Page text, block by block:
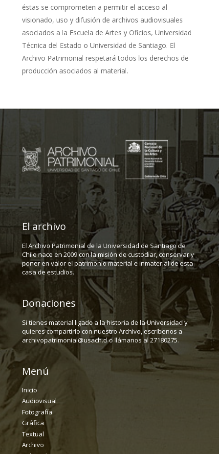
éstas se comprometen a permitir el acceso al
visionado, uso y difusión de archivos audiovisuales
asociados a la Escuela de Artes y Oficios, Universidad
Técnica del Estado o Universidad de Santiago. El
Archivo Patrimonial respetará todos los derechos de
producción asociados al material.
El archivo
El Archivo Patrimonial de la Universidad de Santiago de
Chile nace en 2009 con la misión de custodiar, conservar y
poner en valor el patrimonio material e inmaterial de esta
casa de estudios.
Donaciones
Si tienes material ligado a la historia de la Universidad y
quieres compartirlo con nuestro Archivo, escríbenos a
archivopatrimonial@usach.cl o llámanos al 27180275.
Menú
Inicio
Audiovisual
Fotografía
Gráfica
Textual
Archivo